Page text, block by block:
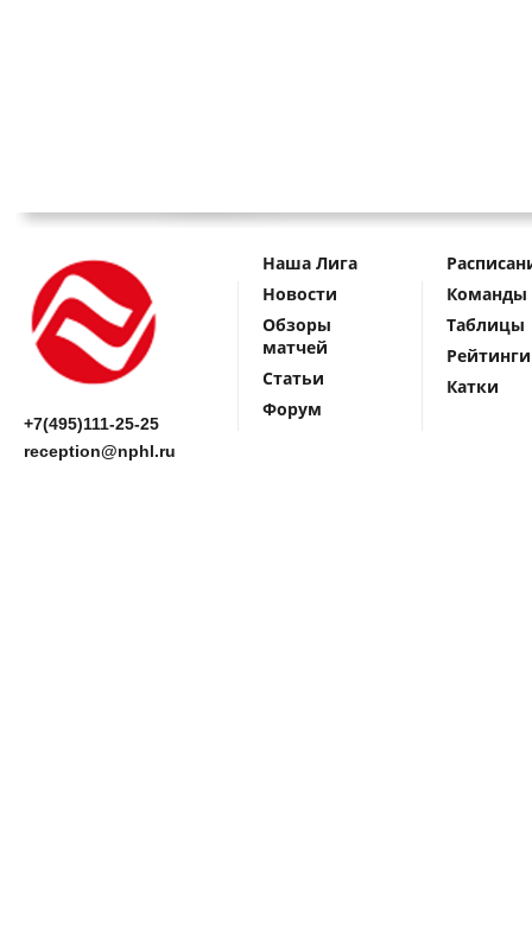
+7(495)111-25-25
reception@nphl.ru
Наша Лига
Новости
Обзоры
матчей
Статьи
Форум
Команды
Таблицы
Рейтинги
Катки